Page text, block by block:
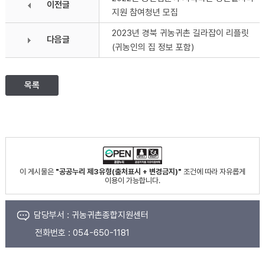
이전글
지원 참여청년 모집
다음글
2023년 경북 귀농귀촌 길라잡이 리플릿
(귀농인의 집 정보 포함)
목록
이 게시물은 "공공누리 제3유형(출처표시 + 변경금지)" 조건에 따라 자유롭게
이용이 가능합니다.
담당부서 : 귀농귀촌종합지원센터
전화번호 : 054-650-1181